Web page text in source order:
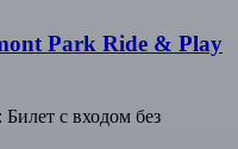
Park Ride & Play
с входом без